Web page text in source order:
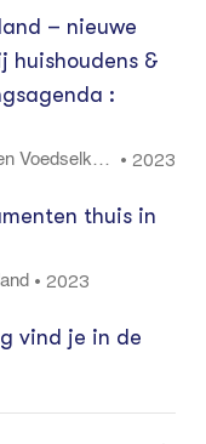
– nieuwe
huishoudens &
:
Voedselkwa
•2023
thuis in
• 2023
vind je in de